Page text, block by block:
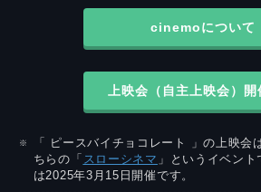
cinemoについて
上映会（自主上映会）開
「 ピースバイチョコレート 」の上映会
ちらの「 スローシネマ 」というイベン
は2025年3月15日開催です。